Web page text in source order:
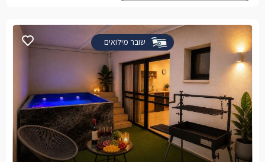
שובר מילואים